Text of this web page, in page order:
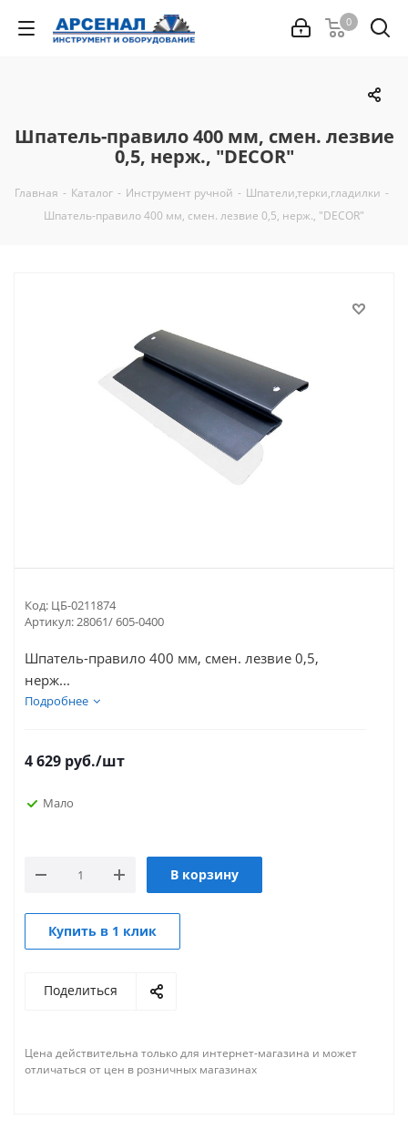
0
Шпатель-правило 400 мм, смен. лезвие
0,5, нерж., "DECOR"
Главная - Каталог - Инструмент ручной - Шпатели,терки,гладилки -
Шпатель-правило 400 мм, смен. лезвие 0,5, нерж., "DECOR"
Код: ЦБ-0211874
Артикул:28061/ 605-0400
Шпатель-правило 400 мм, смен. лезвие 0,5,
нерж...
Подробнее
4 629 руб./шт
Мало
В корзину
Купить в 1 клик
Поделиться
Цена действительна только для интернет-магазина и может
отличаться от цен в розничных магазинах